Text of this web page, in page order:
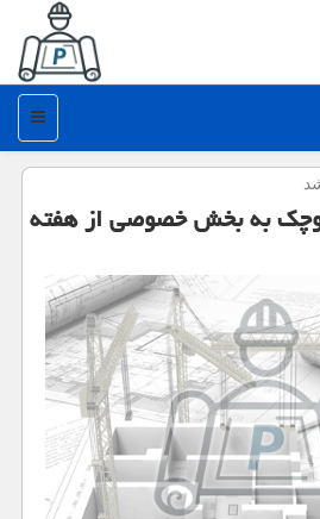
منو
بندر كوچك به بخش خصوصی از هفته